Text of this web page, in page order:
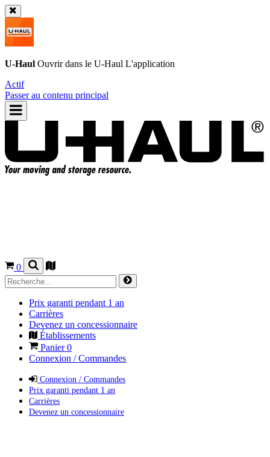
U-Haul Ouvrir dans le U-Haul L'application
Actif
Passer au contenu principal
0
Prix garanti pendant 1 an
Carrières
Devenez un concessionnaire
Établissements
Panier0
Connexion / Commandes
Connexion / Commandes
Prix garanti pendant 1 an
Carrières
Devenez un concessionnaire